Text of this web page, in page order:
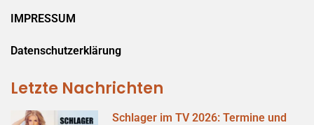
IMPRESSUM
Datenschutzerklärung
Letzte Nachrichten
Schlager im TV 2026: Termine und